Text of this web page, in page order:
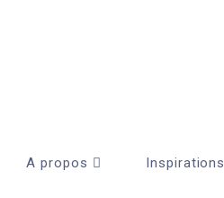
A propos Inspirations